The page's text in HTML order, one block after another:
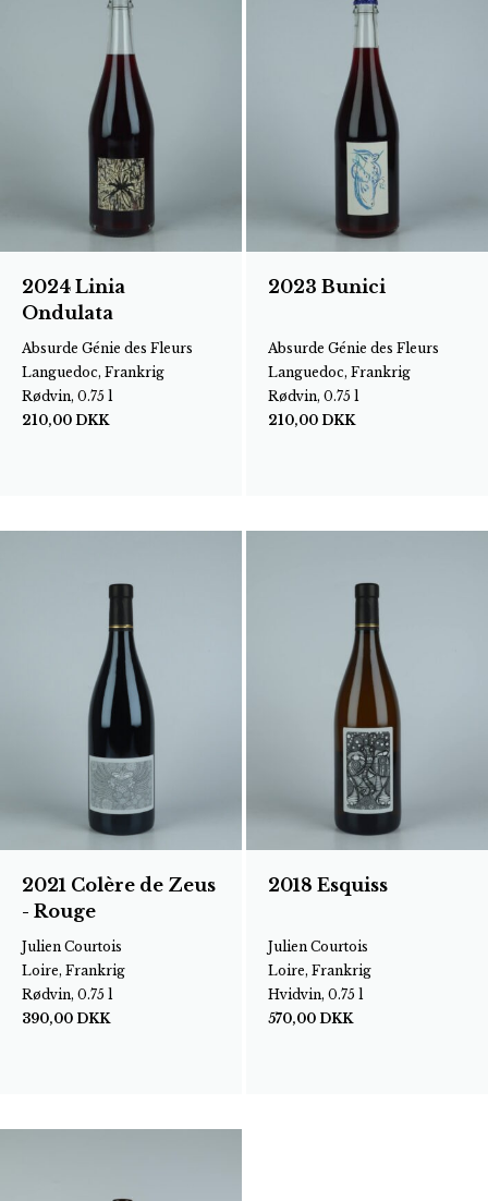
2024 Linia
Ondulata
Absurde Génie des Fleurs
Languedoc, Frankrig
Rødvin, 0.75 l
210,00 DKK
2023 Bunici
Absurde Génie des Fleurs
Languedoc, Frankrig
Rødvin, 0.75 l
210,00 DKK
2021 Colère de Zeus
- Rouge
Julien Courtois
Loire, Frankrig
Rødvin, 0.75 l
390,00 DKK
2018 Esquiss
Julien Courtois
Loire, Frankrig
Hvidvin, 0.75 l
570,00 DKK